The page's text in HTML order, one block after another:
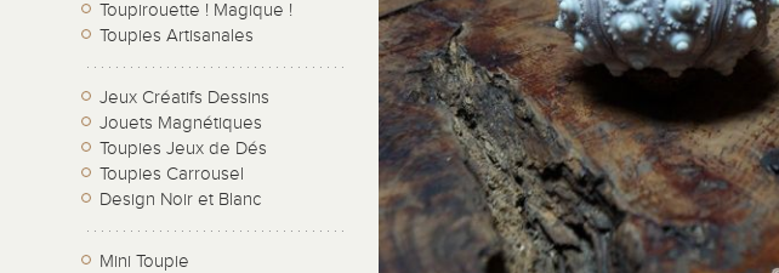
Toupirouette ! Magique !
Toupies Artisanales
Jeux Créatifs Dessins
Jouets Magnétiques
Toupies Jeux de Dés
Toupies Carrousel
Design Noir et Blanc
Mini Toupie